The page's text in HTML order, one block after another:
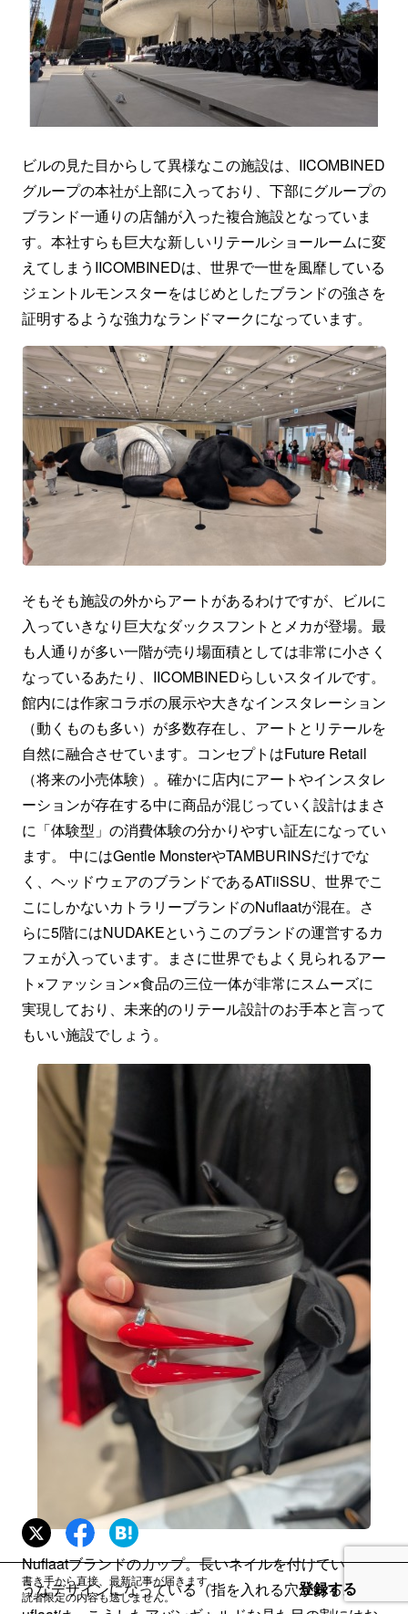
ビルの見た目からして異様なこの施設は、IICOMBINED
グループの本社が上部に入っており、下部にグループの
ブランド一通りの店舗が入った複合施設となっていま
す。本社すらも巨大な新しいリテールショールームに変
えてしまうIICOMBINEDは、世界で一世を風靡している
ジェントルモンスターをはじめとしたブランドの強さを
証明するような強力なランドマークになっています。
そもそも施設の外からアートがあるわけですが、ビルに
入っていきなり巨大なダックスフントとメカが登場。最
も人通りが多い一階が売り場面積としては非常に小さく
なっているあたり、IICOMBINEDらしいスタイルです。
館内には作家コラボの展示や大きなインスタレーション
（動くものも多い）が多数存在し、アートとリテールを
自然に融合させています。コンセプトはFuture Retail
（将来の小売体験）。確かに店内にアートやインスタレ
ーションが存在する中に商品が混じっていく設計はまさ
に「体験型」の消費体験の分かりやすい証左になってい
ます。 中にはGentle MonsterやTAMBURINSだけでな
く、ヘッドウェアのブランドであるATiiSSU、世界でこ
こにしかないカトラリーブランドのNuflaatが混在。さ
らに5階にはNUDAKEというこのブランドの運営するカ
フェが入っています。まさに世界でもよく見られるアー
ト×ファッション×食品の三位一体が非常にスムーズに
実現しており、未来的のリテール設計のお手本と言って
もいい施設でしょう。
Nuflaatブランドのカップ。長いネイルを付けているよ
うなデザインになっている（指を入れる穴がある。）N
書き手から直接、最新記事が届きます。
読者限定の内容も逃しません。
登録する